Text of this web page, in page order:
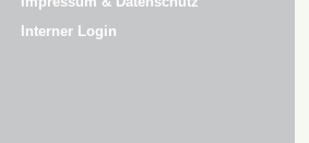
Interner Login